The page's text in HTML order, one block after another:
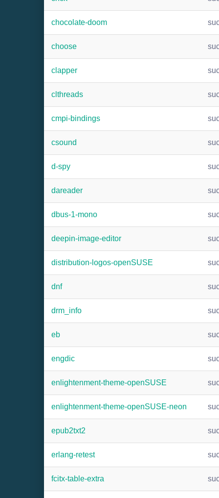
chocolate-doom
choose
clapper
clthreads
cmpi-bindings
csound
d-spy
dareader
dbus-1-mono
deepin-image-editor
distribution-logos-openSUSE
dnf
drm_info
eb
engdic
enlightenment-theme-openSUSE
enlightenment-theme-openSUSE-neon
epub2txt2
erlang-retest
fcitx-table-extra